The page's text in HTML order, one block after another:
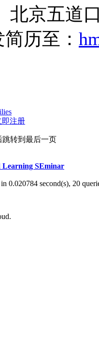
北京五道
历至：
即注册
跳转到最后一页
Learning SEminar
in 0.020784 second(s), 20